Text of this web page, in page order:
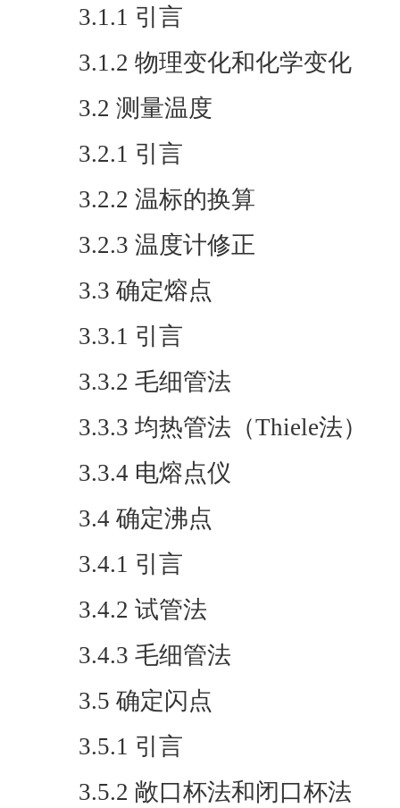
3.1.1 引言
3.1.2 物理变化和化学变化
3.2 测量温度
3.2.1 引言
3.2.2 温标的换算
3.2.3 温度计修正
3.3 确定熔点
3.3.1 引言
3.3.2 毛细管法
3.3.3 均热管法（Thiele法）
3.3.4 电熔点仪
3.4 确定沸点
3.4.1 引言
3.4.2 试管法
3.4.3 毛细管法
3.5 确定闪点
3.5.1 引言
3.5.2 敞口杯法和闭口杯法